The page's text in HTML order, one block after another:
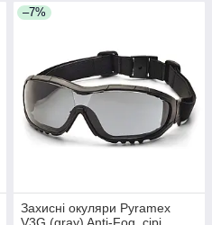
–7%
Захисні окуляри Pyramex